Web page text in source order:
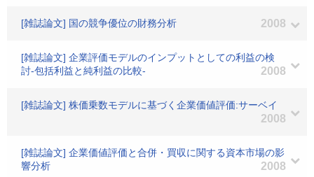
[雑誌論文] 国の競争優位の財務分析 2008
[雑誌論文] 企業評価モデルのインプットとしての利益の検
討-包括利益と純利益の比較-
2008
[雑誌論文] 株価乗数モデルに基づく企業価値評価:サーベイ
2008
[雑誌論文] 企業価値評価と合併・買収に関する資本市場の影
響分析
2008